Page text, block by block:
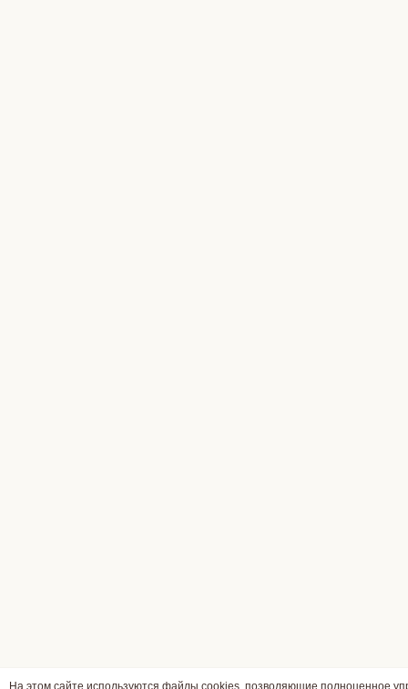
На этом сайте используются файлы cookies, позволяющие полноценное